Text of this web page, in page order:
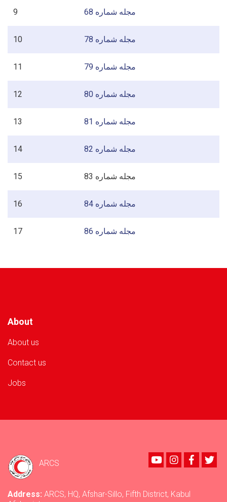
9
10 مجله شماره 78
11 مجله شماره 79
12 مجله شماره 80
13 مجله شماره 81
14 مجله شماره 82
15 مجله شماره 83
16 مجله شماره 84
17 مجله شماره 86
About
About us
Contact us
Jobs
ARCS
Youtubeinstagram
Address: ARCS, HQ, Afshar-Sillo, Fifth District, Kabul